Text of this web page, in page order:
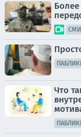
СМИ
Что